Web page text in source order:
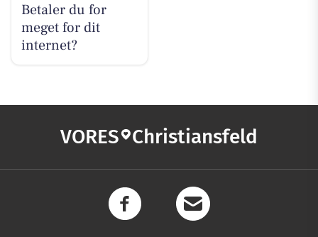
Betaler du for
meget for dit
internet?
VORES Christiansfeld